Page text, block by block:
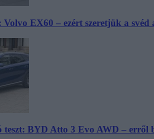
Volvo EX60 – ezért szeretjük a svéd
BYD Atto 3 Evo AWD – erről